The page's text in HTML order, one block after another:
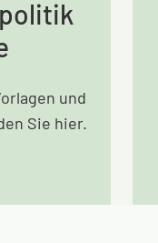
und
Sie hier.